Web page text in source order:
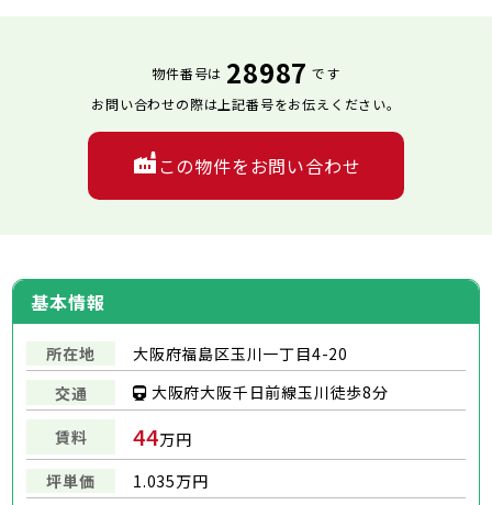
基本情報
所在地
大阪府福島区玉川一丁目4-20
交通
大阪府大阪千日前線玉川徒歩8分
賃料 44万円
坪単価
1.035万円
物件番号は 28987 です
お問い合わせの際は上記番号をお伝えください。
この物件をお問い合わせ